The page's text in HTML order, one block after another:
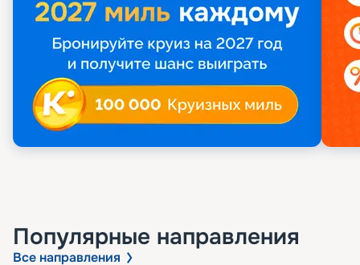
Популярные направления
Все направления